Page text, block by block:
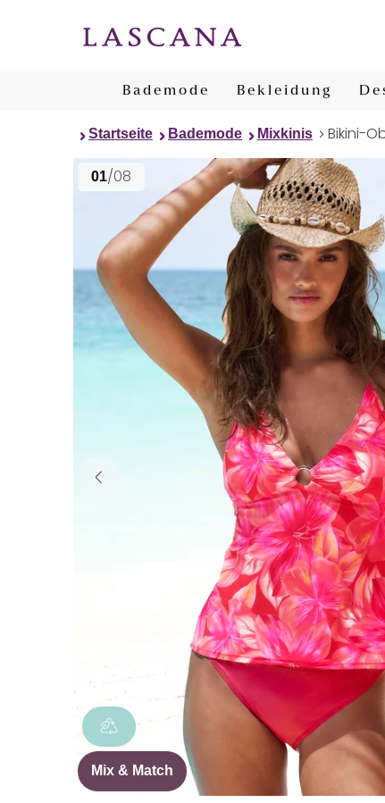
Bademode Bekleidung
Startseite Bademode Mixkinis Bikini-
01/08
Mix & Match